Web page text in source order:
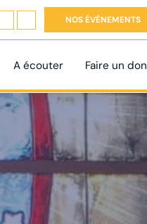
NOS ÉVÉNEMENTS
A écouter Faire un don